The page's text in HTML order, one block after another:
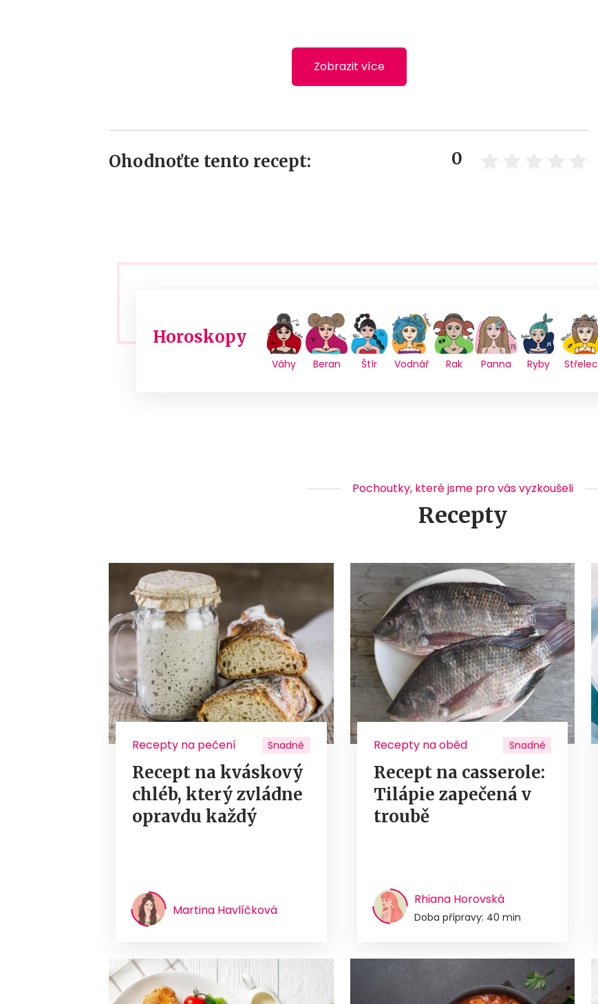
Zobrazit více
Ohodnoťte tento recept: 0
Horoskopy
Váhy Beran Štír Vodnář Rak Panna Ryby Střelec
Pochoutky, které jsme pro vás vyzkoušeli
Recepty
Recepty na pečení Snadné
Recept na kváskový
chléb, který zvládne
opravdu každý
Martina Havlíčková
Recepty na oběd Snadné
Recept na casserole:
Tilápie zapečená v
troubě
Rhiana Horovská
Doba přípravy: 40 min